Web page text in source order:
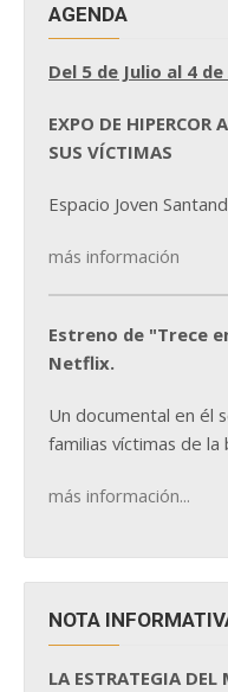
AGENDA
Del 5 de Julio al 4
EXPO DE HIPERCOR
SUS VÍCTIMAS
Espacio Joven
más información
Estreno de "Trece
Netflix.
Un documental en él
familias víctimas de
más información...
NOTA
LA ESTRATEGIA